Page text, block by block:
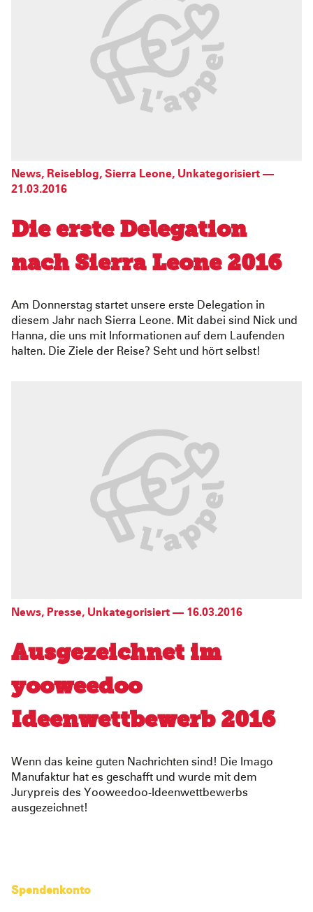
News, Reiseblog, Sierra Leone, Unkategorisiert —
21.03.2016
Die erste Delegation
nach Sierra Leone 2016
Am Donnerstag startet unsere erste Delegation in
diesem Jahr nach Sierra Leone. Mit dabei sind Nick und
Hanna, die uns mit Informationen auf dem Laufenden
halten. Die Ziele der Reise? Seht und hört selbst!
News, Presse, Unkategorisiert — 16.03.2016
Ausgezeichnet im
yooweedoo
Ideenwettbewerb 2016
Wenn das keine guten Nachrichten sind! Die Imago
Manufaktur hat es geschafft und wurde mit dem
Jurypreis des Yooweedoo-Ideenwettbewerbs
ausgezeichnet!
Spendenkonto